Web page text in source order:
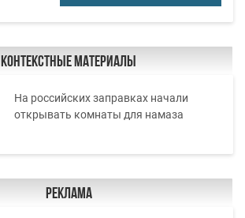
Контекстные материалы
На российских заправках начали
открывать комнаты для намаза
Реклама